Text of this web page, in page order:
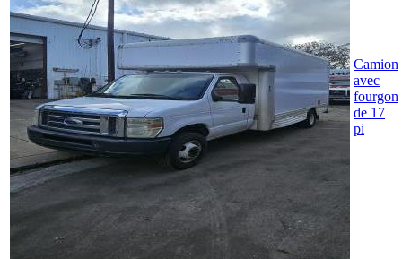
Camion
avec
fourgon
de 17
pi